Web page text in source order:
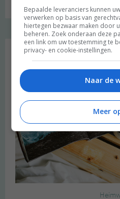
Favoriet
Bepaalde leveranciers kunnen
verwerken op basis van
hiertegen bezwaar maken door
beheren. Zoek onderaan deze
een link om uw toestemming te
privacy- en cookie-instellingen.
Naar de
Meer